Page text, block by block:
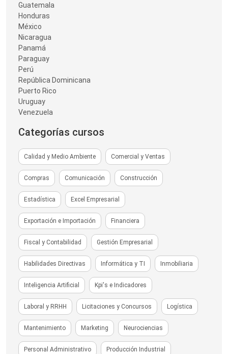
Guatemala
Honduras
México
Nicaragua
Panamá
Paraguay
Perú
República Dominicana
Puerto Rico
Uruguay
Venezuela
Categorías cursos
Calidad y Medio Ambiente Comercial y Ventas
Compras Comunicación Construcción
Estadística Excel Empresarial
Exportación e Importación Financiera
Fiscal y Contabilidad Gestión Empresarial
Habilidades Directivas Informática y TI Inmobiliaria
Inteligencia Artificial Kpi's e Indicadores
Laboral y RRHH Licitaciones y Concursos Logística
Mantenimiento Marketing Neurociencias
Personal Administrativo Producción Industrial